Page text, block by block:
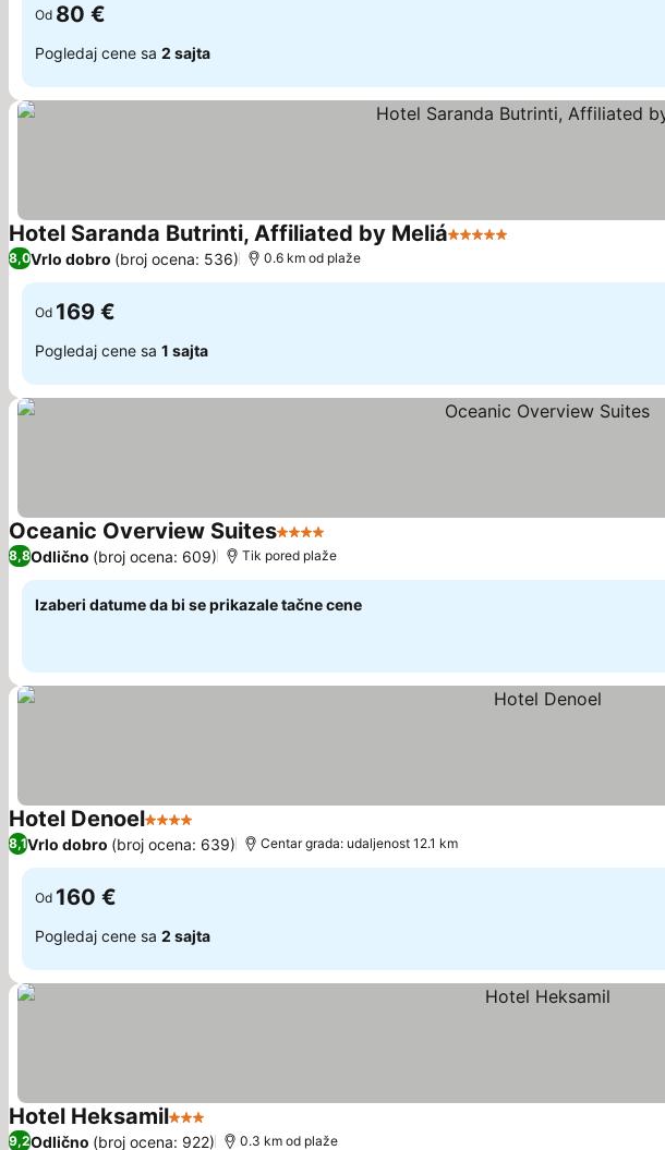
Od 80 €
Pogledaj cene sa 2 sajta
Hotel Saranda Butrinti, Affiliated by Meliá5 Zvezdice
8,0Vrlo dobro (broj ocena: 536) 0.6 km od plaže
Od 169 €
Pogledaj cene sa 1 sajta
Oceanic Overview Suites4 Zvezdice
8,8Odlično (broj ocena: 609) Tik pored plaže
Izaberi datume da bi se prikazale tačne cene
Hotel Denoel4 ZvezdicePogledaj cene
8,1Vrlo dobro (broj ocena: 639) Centar grada: udaljenost 12.1 km
Od 160 €
Pogledaj cene sa 2 sajta
Hotel Heksamil3 ZvezdicePogledaj cene
9,2Odlično (broj ocena: 922) 0.3 km od plaže